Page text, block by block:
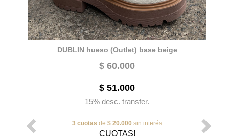
DUBLIN hueso (Outlet) base beige
$ 60.000
$ 51.000
15% desc. transfer.
3 cuotas de $ 20.000 sin interés
CUOTAS!